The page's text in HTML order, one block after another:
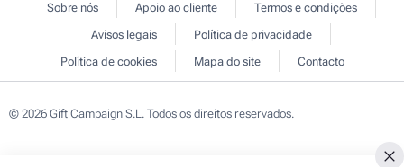
Sobre nós Apoio ao cliente
Termos e condições
Avisos legais
Política de privacidade
Política de cookies
Mapa do site Contacto
© 2026 Gift Campaign S.L. Todos os direitos reservados.